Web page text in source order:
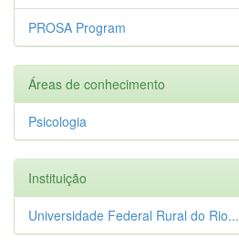
PROSA Program
Áreas de conhecimento
Psicologia
Instituição
Universidade Federal Rural do Rio...